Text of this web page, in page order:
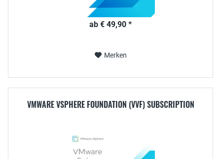
ab € 49,90 *
Merken
VMWARE VSPHERE FOUNDATION (VVF) SUBSCRIPTION